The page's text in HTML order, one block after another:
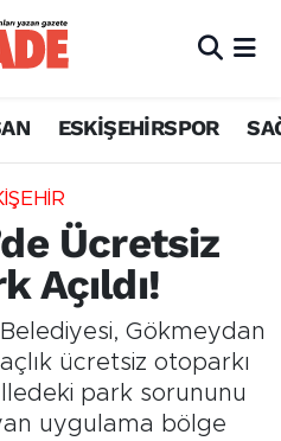
ESKİŞEHİRSPOR
Ücretsiz
Açıldı!
Gökmeydan
ücretsiz otoparkı
park sorununu
uygulama bölge